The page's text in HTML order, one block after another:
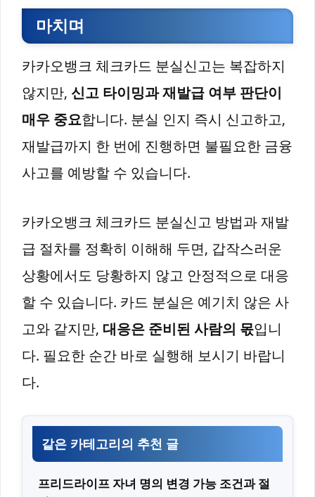
마치며
카카오뱅크 체크카드 분실신고는 복잡하지
않지만, 신고 타이밍과 재발급 여부 판단이
매우 중요합니다. 분실 인지 즉시 신고하고,
재발급까지 한 번에 진행하면 불필요한 금융
사고를 예방할 수 있습니다.
카카오뱅크 체크카드 분실신고 방법과 재발
급 절차를 정확히 이해해 두면, 갑작스러운
상황에서도 당황하지 않고 안정적으로 대응
할 수 있습니다. 카드 분실은 예기치 않은 사
고와 같지만, 대응은 준비된 사람의 몫입니
다. 필요한 순간 바로 실행해 보시기 바랍니
다.
같은 카테고리의 추천 글
프리드라이프 자녀 명의 변경 가능 조건과 절